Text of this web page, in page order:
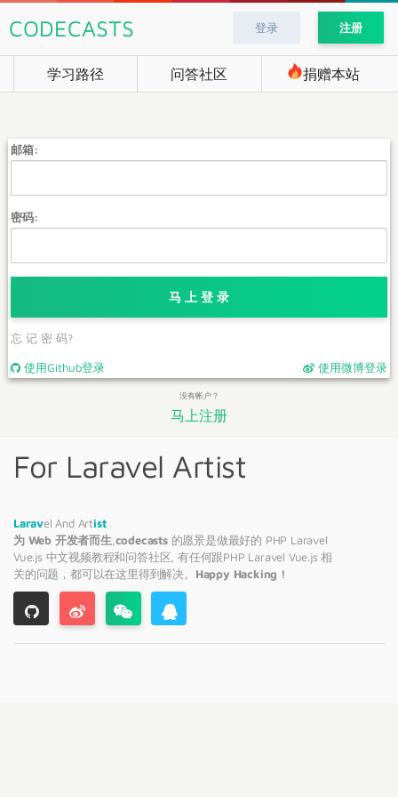
CODECASTS 登录 注册
学习路径 问答社区 捐赠本站
邮箱:
密码:
马 上 登 录
忘 记 密 码?
使用Github登录 使用微博登录
没有帐户？
马上注册
For Laravel Artist
Laravel And Artist
为 Web 开发者而生 codecasts的愿景是做最好的 PHP Laravel
Vue.js 中文视频教程和问答社区, 有任何跟PHP Laravel Vue.js 相
关的问题，都可以在这里得到解决。 Happy Hacking !